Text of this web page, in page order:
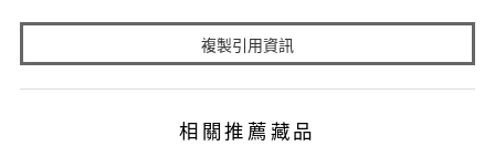
複製引用資訊
相關推薦藏品